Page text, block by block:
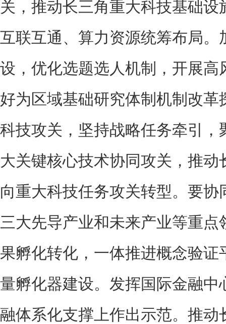
关，推动长三角重大科技基础
互联互通、算力资源统筹布局。
设，优化选题选人机制，开展高
好为区域基础研究体制机制改革
科技攻关，坚持战略任务牵引，
大关键核心技术协同攻关，推
向重大科技任务攻关转型。要
三大先导产业和未来产业等重点
果孵化转化，一体推进概念验证
量孵化器建设。发挥国际金融中
融体系化支撑上作出示范。推动